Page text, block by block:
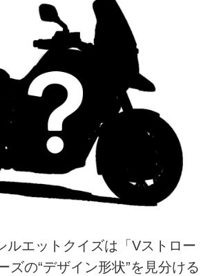
ルエットクイズは「Vストロー
ズの“デザイン形状”を見分ける